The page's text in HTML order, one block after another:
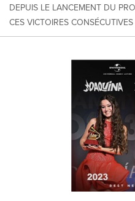
DEPUIS LE LANCEMENT DU
CES VICTOIRES